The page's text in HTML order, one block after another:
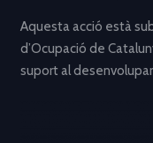
Aquesta acció està
d’Ocupació de
suport al